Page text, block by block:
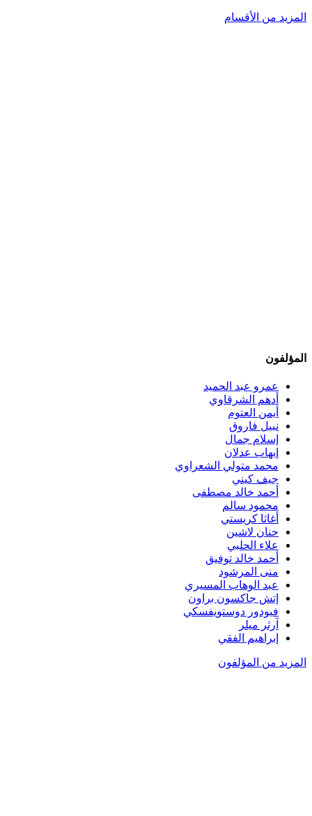
المزيد من الأقسام
المؤلفون
عمرو عبد الحميد
أدهم الشرقاوي
أيمن العتوم
نبيل فاروق
إسلام جمال
إيهاب عدلان
محمد متولي الشعراوي
جيف كيني
أحمد خالد مصطفى
محمود سالم
أغاثا كريستي
حنان لاشين
علاء الحلبي
أحمد خالد توفيق
منى المرشود
عبد الوهاب المسيري
إتش جاكسون براون
فيودور دوستويفسكي
آرثر ميلر
إبراهيم الفقي
المزيد من المؤلفون